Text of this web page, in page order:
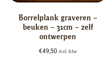
Borrelplank graveren –
beuken – 31cm – zelf
ontwerpen
€49,50 incl. btw